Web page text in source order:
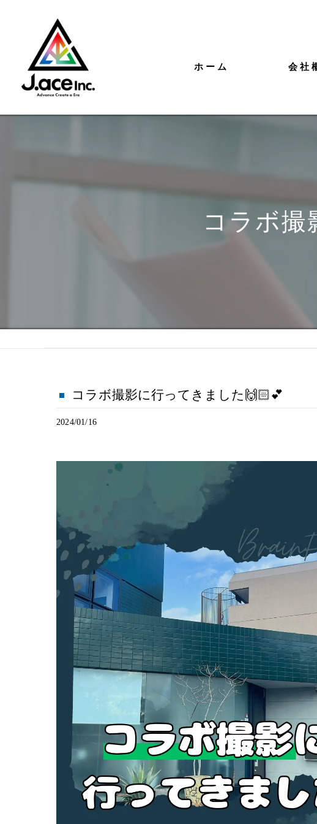
ホーム 会社
コラボ撮
コラボ撮影に行ってきました🙌🏻︎‪💕
2024/01/16